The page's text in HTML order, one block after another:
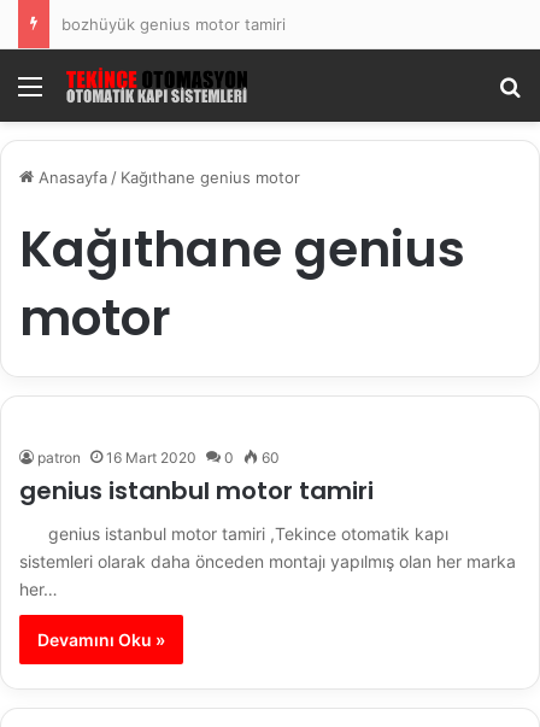
bozhüyük genius motor tamiri
Menü
Anasayfa / Kağıthane genius motor
Kağıthane genius
motor
patron 16 Mart 2020 0 60
genius istanbul motor tamiri
genius istanbul motor tamiri ,Tekince otomatik kapı
sistemleri olarak daha önceden montajı yapılmış olan her marka
her…
Devamını Oku »